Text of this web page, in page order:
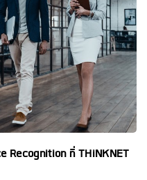
Recognition ที่ THiNKNET